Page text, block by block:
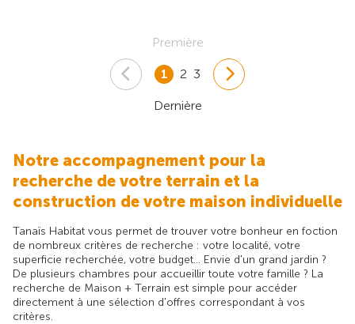
Première
1 2 3
Dernière
Notre accompagnement pour la
recherche de votre terrain et la
construction de votre maison individuelle
Tanaïs Habitat vous permet de trouver votre bonheur en foction
de nombreux critères de recherche : votre localité, votre
superficie recherchée, votre budget... Envie d'un grand jardin ?
De plusieurs chambres pour accueillir toute votre famille ? La
recherche de Maison + Terrain est simple pour accéder
directement à une sélection d'offres correspondant à vos
critères.